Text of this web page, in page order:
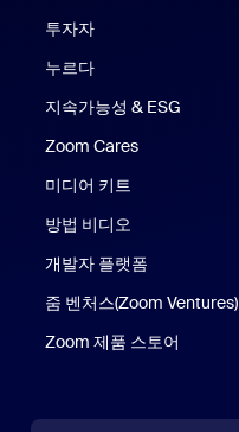
투자자
누르다
지속가능성 & ESG
Zoom Cares
미디어 키트
방법 비디오
개발자 플랫폼
줌 벤처스(Zoom Ventures)
Zoom 제품 스토어